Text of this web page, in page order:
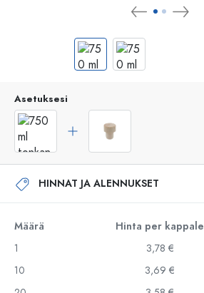
Asetuksesi
HINNAT JA ALENNUKSET
Määrä Hinta per kappale
1
3,78 €
10
3,69 €